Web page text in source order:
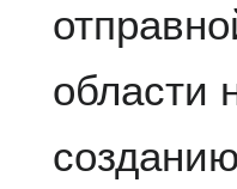
области